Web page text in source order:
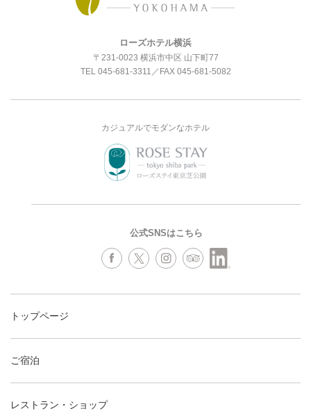
ローズホテル横浜
〒231-0023 横浜市中区 山下町77
TEL 045-681-3311 ／FAX 045-681-5082
カジュアルでモダンなホテル
公式SNSはこちら
トップページ
ご宿泊
レストラン・ショップ